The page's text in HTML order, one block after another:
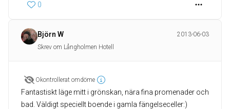
0
Björn W
2013-06-03
Skrev om Långholmen Hotell
Okontrollerat omdöme
Fantastiskt läge mitt i grönskan, nära fina promenader och
bad. Väldigt speciellt boende i gamla fängelseceller:)